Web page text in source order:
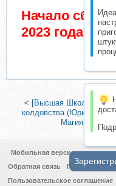
Начало сбора
2023 года
< [Высшая Школа НЛП]
колдовства (Юрий
Магия
Мобильная версия
Обратная связь
Политика
Пользовательское соглашение